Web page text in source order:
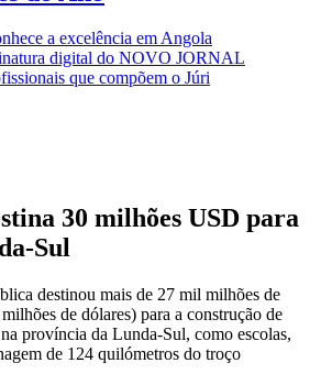
a excelência em Angola
digital do NOVO JORNAL
que compõem o Júri
30 milhões USD para
Sul
destinou mais de 27 mil milhões de
de dólares) para a construção de
província da Lunda-Sul, como escolas,
de 124 quilómetros do troço